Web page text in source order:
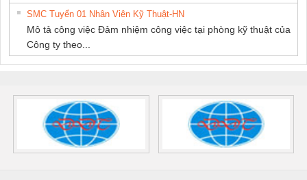
SMC Tuyển 01 Nhân Viên Kỹ Thuật-HN
Mô tả công việc Đảm nhiệm công việc tại phòng kỹ thuật của
Công ty theo...